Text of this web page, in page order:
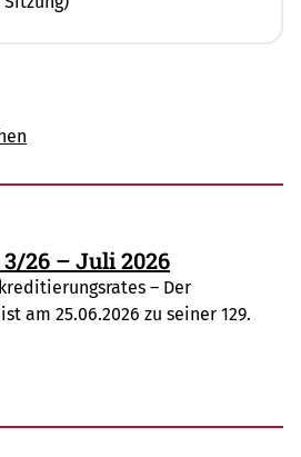
26 – Juli 2026
– Der
am 25.06.2026 zu seiner 129.